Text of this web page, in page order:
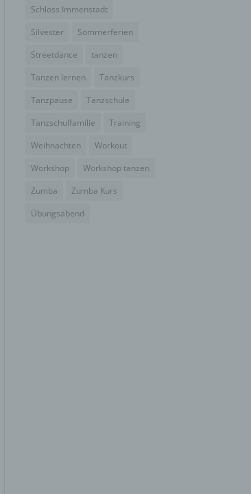
Schloss Immenstadt
Silvester
Sommerferien
Streetdance
tanzen
Tanzen lernen
Tanzkurs
Tanzpause
Tanzschule
Tanzschulfamilie
Training
Weihnachten
Workout
Workshop
Workshop tanzen
Zumba
Zumba Kurs
Übungsabend